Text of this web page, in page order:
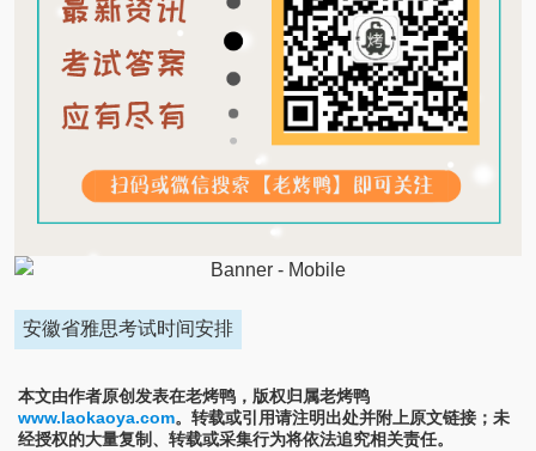
安徽省雅思考试时间安排
本文由作者原创发表在老烤鸭，版权归属老烤鸭
www.laokaoya.com。转载或引用请注明出处并附上原文链接；未
经授权的大量复制、转载或采集行为将依法追究相关责任。